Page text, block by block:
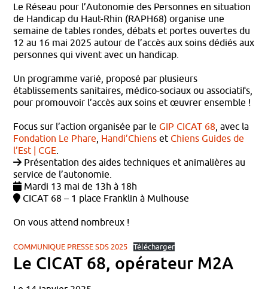
Le Réseau pour l’Autonomie des Personnes en situation
de Handicap du Haut-Rhin (RAPH68) organise une
semaine de tables rondes, débats et portes ouvertes du
12 au 16 mai 2025 autour de l’accès aux soins dédiés aux
personnes qui vivent avec un handicap.
Un programme varié, proposé par plusieurs
établissements sanitaires, médico-sociaux ou associatifs,
pour promouvoir l’accès aux soins et œuvrer ensemble !
Focus sur l’action organisée par le GIP CICAT 68 , avec la
Fondation Le Phare Handi’Chiens et Chiens Guides de
l’Est | CGE
Présentation des aides techniques et animalières au
service de l’autonomie.
Mardi 13 mai de 13h à 18h
CICAT 68 – 1 place Franklin à Mulhouse
On vous attend nombreux !
COMMUNIQUE PRESSE SDS 2025 Télécharger
Le CICAT 68, opérateur M2A